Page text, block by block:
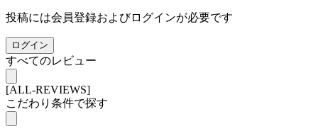
投稿には会員登録およびログインが必要です
ログイン
すべてのレビュー
[ALL-REVIEWS]
こだわり条件で探す